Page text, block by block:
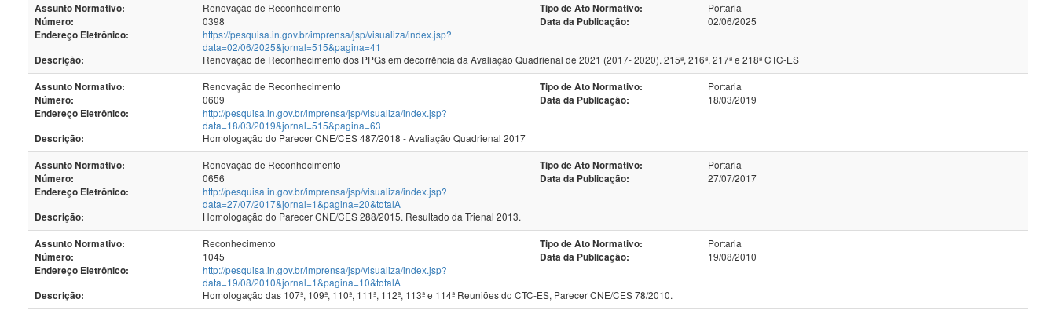
Assunto Normativo: Renovação de Reconhecimento Tipo de Ato Normativo:
Portaria
Número:
0398 Data da Publicação:
02/06/2025
Endereço Eletrônico:
https://pesquisa.in.gov.br/imprensa/jsp/visualiza/index.jsp?
data=02/06/2025&jornal=515&pagina=41
Descrição:
Renovação de Reconhecimento dos PPGs em decorrência da Avaliação Quadrienal de 2021 (2017- 2020). 215ª, 216ª, 217ª e 218ª CTC-ES
Assunto Normativo: Renovação de Reconhecimento Tipo de Ato Normativo:
Portaria
Número:
0609 Data da Publicação:
18/03/2019
Endereço Eletrônico:
http://pesquisa.in.gov.br/imprensa/jsp/visualiza/index.jsp?
data=18/03/2019&jornal=515&pagina=63
Descrição:
Homologação do Parecer CNE/CES 487/2018 - Avaliação Quadrienal 2017
Assunto Normativo: Renovação de Reconhecimento Tipo de Ato Normativo:
Portaria
Número:
0656 Data da Publicação:
27/07/2017
Endereço Eletrônico:
http://pesquisa.in.gov.br/imprensa/jsp/visualiza/index.jsp?
data=27/07/2017&jornal=1&pagina=20&totalA
Descrição:
Homologação do Parecer CNE/CES 288/2015. Resultado da Trienal 2013.
Assunto Normativo: Reconhecimento Tipo de Ato Normativo:
Portaria
Número:
1045 Data da Publicação:
19/08/2010
Endereço Eletrônico:
http://pesquisa.in.gov.br/imprensa/jsp/visualiza/index.jsp?
data=19/08/2010&jornal=1&pagina=10&totalA
Descrição:
Homologação das 107ª, 109ª, 110ª, 111ª, 112ª, 113ª e 114ª Reuniões do CTC-ES, Parecer CNE/CES 78/2010.